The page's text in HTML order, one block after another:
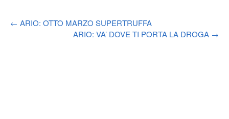
Post
← ARIO: OTTO MARZO SUPERTRUFFA
ARIO: VA’ DOVE TI PORTA LA DROGA →